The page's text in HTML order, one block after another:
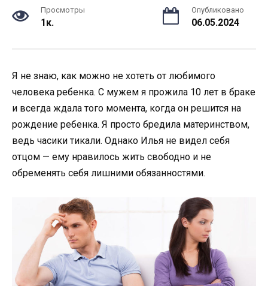
Просмотры
1к.
Опубликовано
06.05.2024
Я не знаю, как можно не хотеть от любимого
человека ребенка. С мужем я прожила 10 лет в браке
и всегда ждала того момента, когда он решится на
рождение ребенка. Я просто бредила материнством,
ведь часики тикали. Однако Илья не видел себя
отцом — ему нравилось жить свободно и не
обременять себя лишними обязанностями.